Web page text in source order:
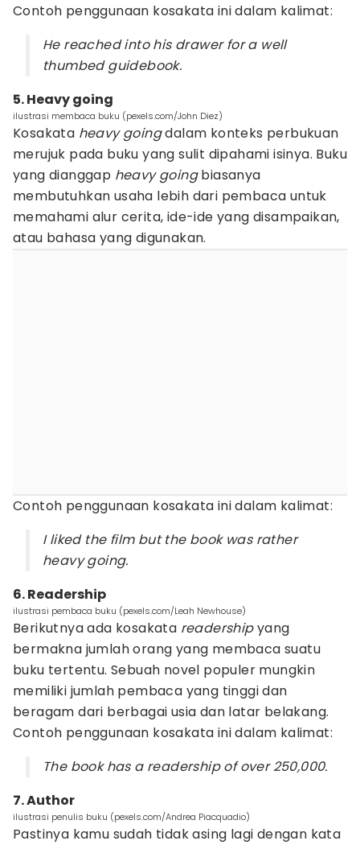
Contoh penggunaan kosakata ini dalam kalimat:
He reached into his drawer for a well
thumbed guidebook.
5. Heavy going
ilustrasi membaca buku (pexels.com/John Diez)
Kosakata heavy goingdalam konteks perbukuan
merujuk pada buku yang sulit dipahami isinya. Buku
yang dianggap heavy goingbiasanya
membutuhkan usaha lebih dari pembaca untuk
memahami alur cerita, ide-ide yang disampaikan,
atau bahasa yang digunakan.
Contoh penggunaan kosakata ini dalam kalimat:
I liked the film but the book was rather
heavy going.
6. Readership
ilustrasi pembaca buku (pexels.com/Leah Newhouse)
Berikutnya ada kosakata readershipyang
bermakna jumlah orang yang membaca suatu
buku tertentu. Sebuah novel populer mungkin
memiliki jumlah pembaca yang tinggi dan
beragam dari berbagai usia dan latar belakang.
Contoh penggunaan kosakata ini dalam kalimat:
The book has a readership of over 250,000.
7. Author
ilustrasi penulis buku (pexels.com/Andrea Piacquadio)
Pastinya kamu sudah tidak asing lagi dengan kata